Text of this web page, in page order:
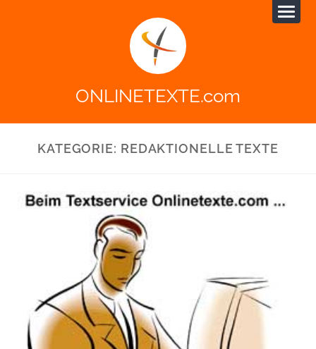
ONLINETEXTE.com
KATEGORIE: REDAKTIONELLE TEXTE